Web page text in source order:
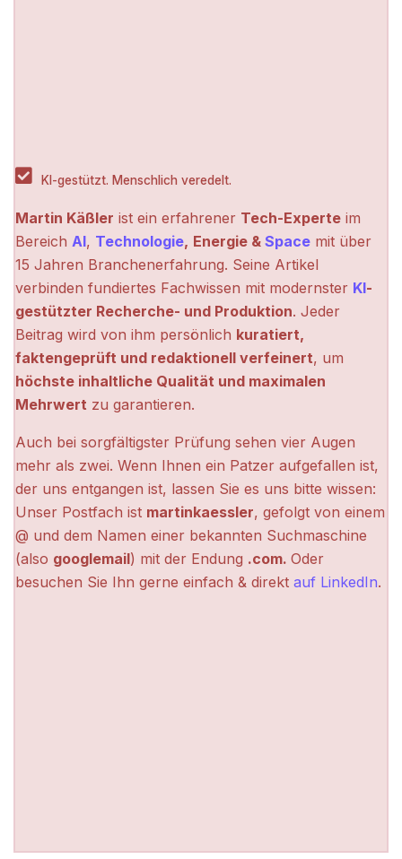
KI-gestützt. Menschlich veredelt.
Martin Käßler ist ein erfahrener Tech-Experte im
Bereich AI, Technologie, Energie & Space mit über
15 Jahren Branchenerfahrung. Seine Artikel
verbinden fundiertes Fachwissen mit modernster KI-
gestützter Recherche- und Produktion. Jeder
Beitrag wird von ihm persönlich kuratiert,
faktengeprüft und redaktionell verfeinert, um
höchste inhaltliche Qualität und maximalen
Mehrwert zu garantieren.
Auch bei sorgfältigster Prüfung sehen vier Augen
mehr als zwei. Wenn Ihnen ein Patzer aufgefallen ist,
der uns entgangen ist, lassen Sie es uns bitte wissen:
Unser Postfach ist martinkaessler, gefolgt von einem
@ und dem Namen einer bekannten Suchmaschine
(also googlemail) mit der Endung .com. Oder
besuchen Sie Ihn gerne einfach & direkt auf LinkedIn.